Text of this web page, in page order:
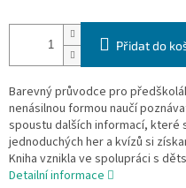
Přidat do
Barevný průvodce pro
nenásilnou formou naučí
spoustu dalších informací, které
jednoduchých her a kvízů si
Kniha vznikla ve spolupráci s
Detailní informace